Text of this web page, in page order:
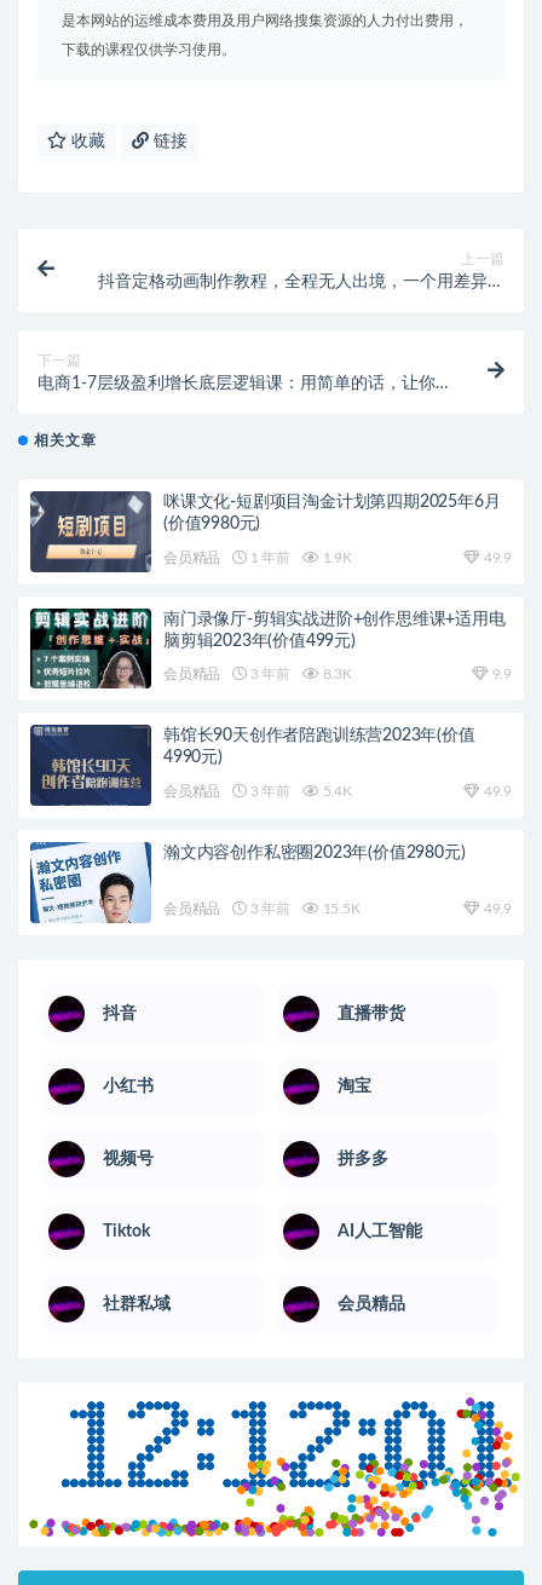
是本网站的运维成本费用及用户网络搜集资源的人力付出费用，
下载的课程仅供学习使用。
收藏 链接
上一篇
抖音定格动画制作教程，全程无人出境，一个用差异化
下一篇
电商1-7层级盈利增长底层逻辑课：用简单的话，让你
相关文章
咪课文化-短剧项目淘金计划第四期2025年6月
(价值9980元)
会员精品 1 年前 1.9K 49.9
南门录像厅-剪辑实战进阶+创作思维课+适用电
脑剪辑2023年(价值499元)
会员精品 3 年前 8.3K 9.9
韩馆长90天创作者陪跑训练营2023年(价值
4990元)
会员精品 3 年前 5.4K 49.9
瀚文内容创作私密圈2023年(价值2980元)
会员精品 3 年前 15.5K 49.9
抖音 直播带货
小红书 淘宝
视频号 拼多多
Tiktok AI人工智能
社群私域 会员精品